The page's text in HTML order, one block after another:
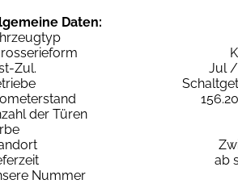
Daten:
Zul.
Jul /
der Türen
ab
Nummer